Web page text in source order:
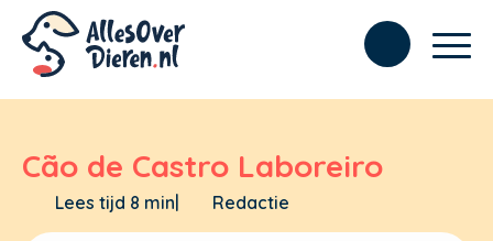
Cão de Castro Laboreiro
Lees tijd 8 min| Redactie